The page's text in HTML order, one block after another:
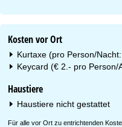
Kosten vor Ort
Kurtaxe (pro Person/
Keycard (€ 2.- pro Person/
Haustiere
Haustiere nicht gestattet
Für alle vor Ort zu entrichtenden